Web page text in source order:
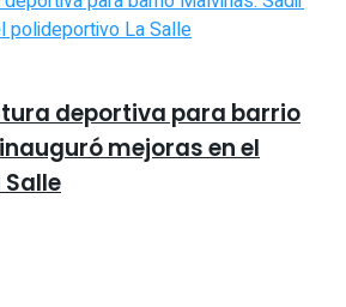
deportiva para barrio
mejoras en el